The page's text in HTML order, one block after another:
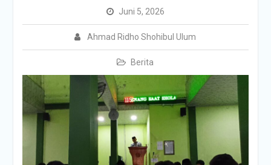
Juni 5, 2026
Ahmad Ridho Shohibul Ulum
Berita